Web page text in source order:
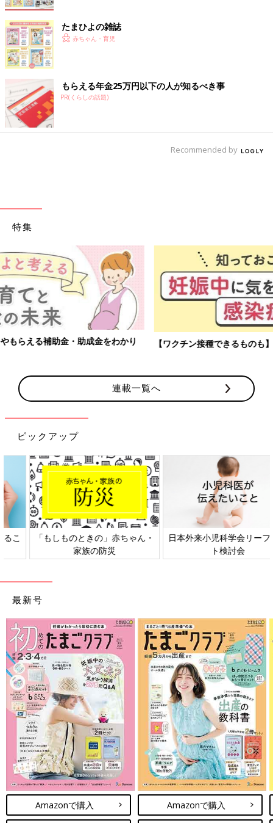
たまひよの雑誌
赤ちゃん・育児
もらえる年金25万円以下の人が知るべき事
PR(くらしの話題)
Recommended by
特集
【ワクチン接種できるものも】妊婦の感染症対策、知っておいて！
連載一覧へ
ピックアップ
日本外来小児科学会リーフレッ
ト検討会
六星占術 細木かおりさんの人生
最新号
Amazonで購入 Amazonで購入